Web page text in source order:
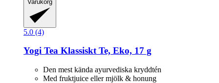
Varukorg
5.0 (4)
Yogi Tea Klassiskt Te, Eko, 17 g
Den mest kända ayurvediska kryddtén
Med fruktjuice eller mjölk & honung